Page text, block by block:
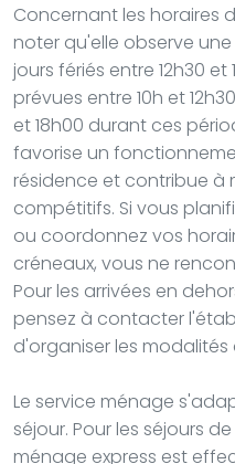
Concernant les horaires
noter qu'elle observe
jours fériés entre 12h30 et
prévues entre 10h et
et 18h00 durant ces
favorise un
résidence et contribue à
compétitifs. Si vous
ou coordonnez vos
créneaux, vous ne
Pour les arrivées en
pensez à contacter
d'organiser les modalités
Le service ménage
séjour. Pour les séjours
ménage express est